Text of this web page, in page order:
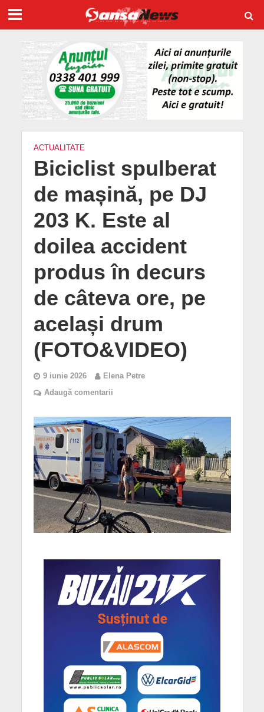
ACTUALITATE
Biciclist spulberat
de mașină, pe DJ
203 K. Este al
doilea accident
produs în decurs
de câteva ore, pe
același drum
(FOTO&VIDEO)
9 iunie 2026
Elena Petre
Adaugă comentarii